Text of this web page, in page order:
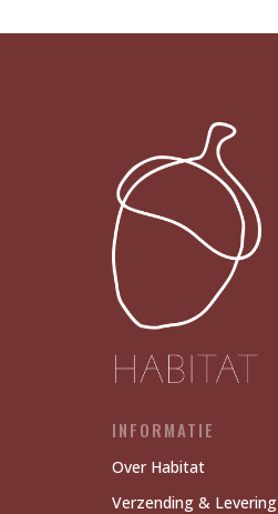
INFORMATIE
Over Habitat
Verzending & Levering